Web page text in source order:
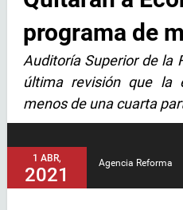
programa de
Auditoría Superior de la
última revisión que la
menos de una cuarta
1 ABR,
2021
Agencia Reforma